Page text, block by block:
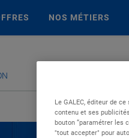
NOS MÉTIERS
Le GALEC, éditeur de
contenu et ses
bouton “paramétrer les
"tout accepter" pour